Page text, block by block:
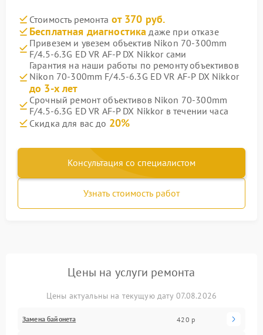
Стоимость ремонта от 370 руб.
Бесплатная диагностика даже при отказе
Привезем и увезем объектив Nikon 70-300mm
F/4.5-6.3G ED VR AF-P DX Nikkor сами
Гарантия на наши работы по ремонту объективов
Nikon 70-300mm F/4.5-6.3G ED VR AF-P DX Nikkor
до 3-х лет
Срочный ремонт объективов Nikon 70-300mm
F/4.5-6.3G ED VR AF-P DX Nikkor в течении часа
Скидка для вас до 20%
Консультация со специалистом
Узнать стоимость работ
Цены на услуги ремонта
Цены актуальны на текущую дату 07.08.2026
Замена байонета 420 р